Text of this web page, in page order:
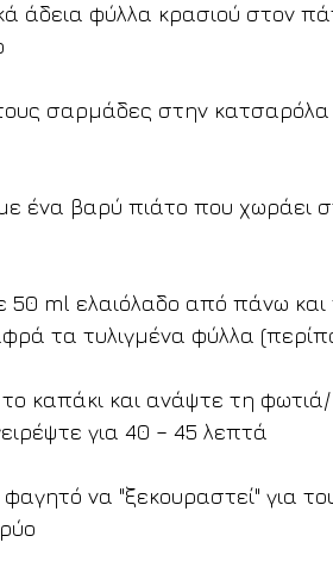
άδεια φύλλα κρασιού στον
σαρμάδες στην
ένα βαρύ πιάτο που χωράει
50 ml ελαιόλαδο από πάνω
τα τυλιγμένα φύλλα
το καπάκι και ανάψτε τη
για 40 – 45 λεπτά
να "ξεκουραστεί" για